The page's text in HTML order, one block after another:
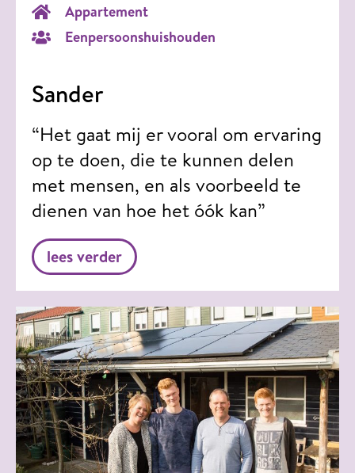
Appartement
Eenpersoonshuishouden
Sander
“Het gaat mij er vooral om ervaring
op te doen, die te kunnen delen
met mensen, en als voorbeeld te
dienen van hoe het óók kan”
lees verder